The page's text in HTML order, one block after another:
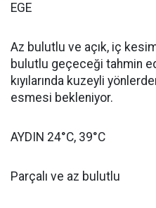
EGE
Az bulutlu ve açık, iç
bulutlu geçeceği tahmin
kıyılarında kuzeyli
esmesi bekleniyor.
AYDIN 24°C, 39°C
Parçalı ve az bulutlu